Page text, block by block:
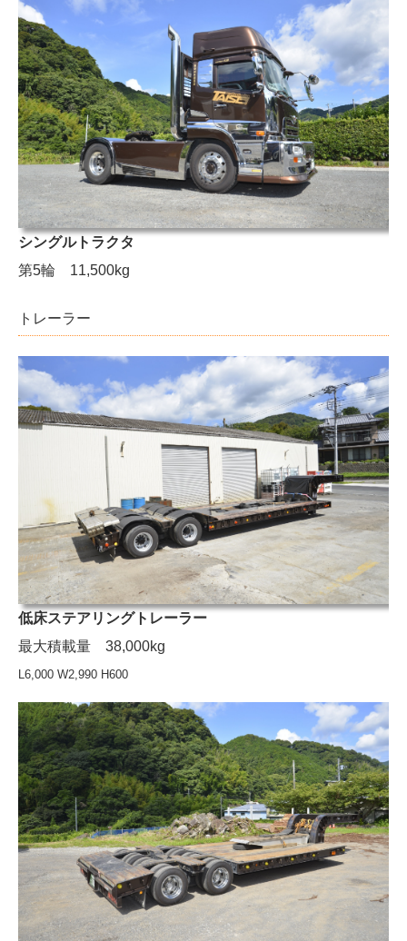
シングルトラクタ
第5輪 11,500kg
トレーラー
低床ステアリングトレーラー
最大積載量 38,000kg
L6,000 W2,990 H600